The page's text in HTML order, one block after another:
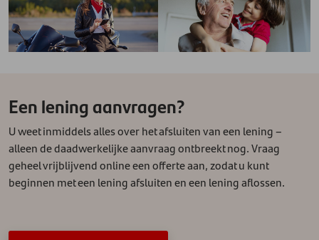
Een lening aanvragen?
U weet inmiddels alles over het afsluiten van een lening –
alleen de daadwerkelijke aanvraag ontbreekt nog. Vraag
geheel vrijblijvend online een offerte aan, zodat u kunt
beginnen met een lening afsluiten en een lening aflossen.